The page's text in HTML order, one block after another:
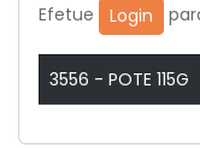
Efetue Login
3556 - POTE 115G